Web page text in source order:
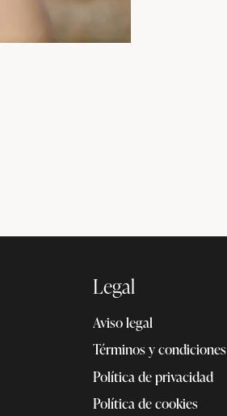
Legal
Aviso legal
Términos y condiciones
Política de privacidad
Política de cookies